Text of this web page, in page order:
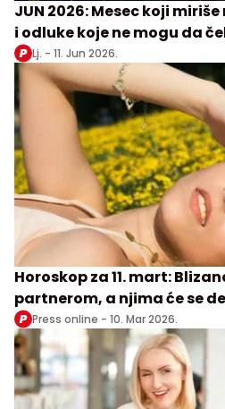
JUN 2026: Mesec koji
i odluke koje ne mogu da
Lj. - 11. Jun 2026.
Horoskop za 11. mart:
partnerom, a njima će se
susret
Press online - 10. Mar 2026.